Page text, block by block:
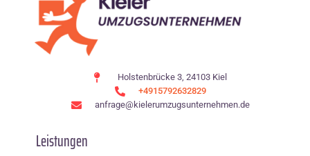
Holstenbrücke 3, 24103 Kiel
+4915792632829
anfrage@kielerumzugsunternehmen.de
Leistungen